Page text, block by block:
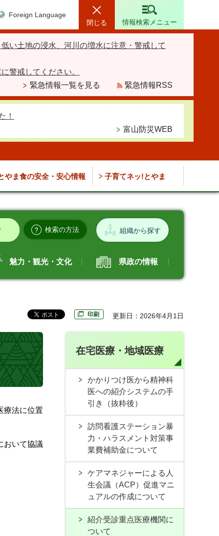
Foreign Language
閉じる
情報検索メニュー
い土地の浸水、河川の増水に注意・警戒して
警戒してください。
緊急情報一覧を見る
緊急情報RSS
！
富山防災WEB
やま食の安全・安心情報 子育てネッ!とやま
検索の方法 組織から探す
魅力・観光・文化 県政の情報
印刷 更新日：2026年4月1日
療法に位置
おいて協議
在宅医療・地域医療
かかりつけ医から精神科
医への紹介システムの手
引き（抜粋後）
訪問看護ステーション暴
力・ハラスメント対策事
業費補助金について
ケアマネジャーによる人
生会議（ACP）促進マニ
ュアルの作成について
紹介受診重点医療機関に
ついて